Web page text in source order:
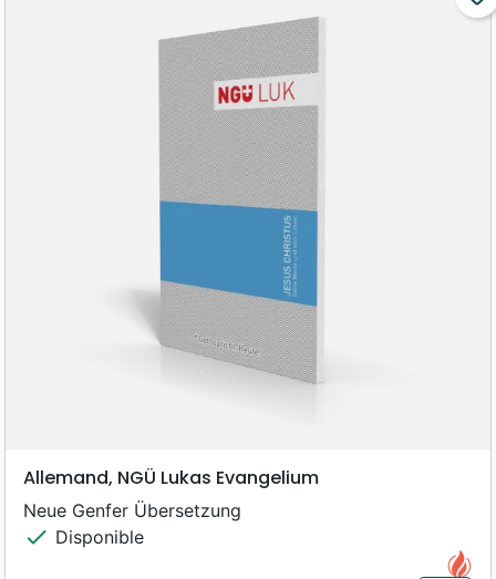
Allemand, NGÜ Lukas Evangelium
Neue Genfer Übersetzung
check Disponible